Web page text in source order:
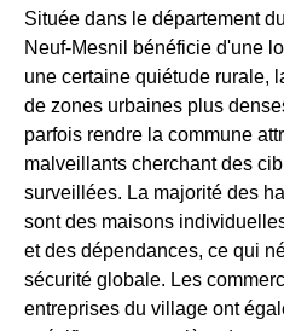
Située dans le département
Neuf-Mesnil bénéficie d'une
une certaine quiétude rurale,
de zones urbaines plus
parfois rendre la commune
malveillants cherchant des
surveillées. La majorité des
sont des maisons
et des dépendances, ce qui
sécurité globale. Les
entreprises du village ont